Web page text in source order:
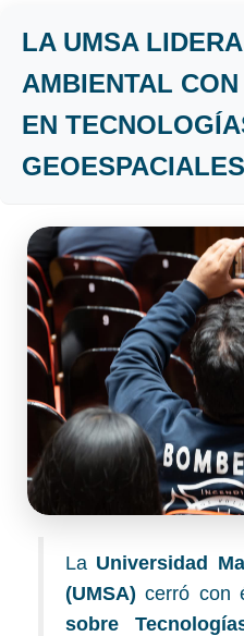
LA UMSA
AMBIENTAL
EN
La Universidad
(UMSA) cerró con
sobre